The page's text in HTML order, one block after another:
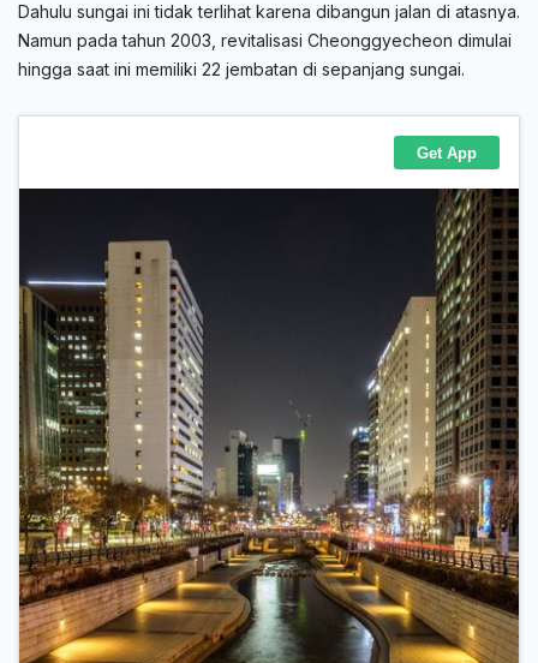
Dahulu sungai ini tidak terlihat karena dibangun jalan di atasnya.
Namun pada tahun 2003, revitalisasi Cheonggyecheon dimulai
hingga saat ini memiliki 22 jembatan di sepanjang sungai.